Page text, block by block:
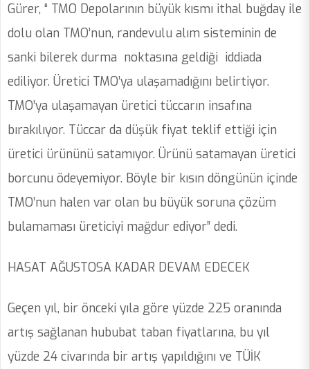
Gürer, “ TMO Depolarının büyük kısmı ithal buğday ile
dolu olan TMO’nun, randevulu alım sisteminin de
sanki bilerek durma noktasına geldiği iddiada
ediliyor. Üretici TMO’ya ulaşamadığını belirtiyor.
TMO’ya ulaşamayan üretici tüccarın insafına
bırakılıyor. Tüccar da düşük fiyat teklif ettiği için
üretici ürününü satamıyor. Ürünü satamayan üretici
borcunu ödeyemiyor. Böyle bir kısın döngünün içinde
TMO’nun halen var olan bu büyük soruna çözüm
bulamaması üreticiyi mağdur ediyor” dedi.
HASAT AĞUSTOSA KADAR DEVAM EDECEK
Geçen yıl, bir önceki yıla göre yüzde 225 oranında
artış sağlanan hububat taban fiyatlarına, bu yıl
yüzde 24 civarında bir artış yapıldığını ve TÜİK